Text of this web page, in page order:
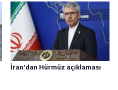
İran'dan Hürmüz açıklaması